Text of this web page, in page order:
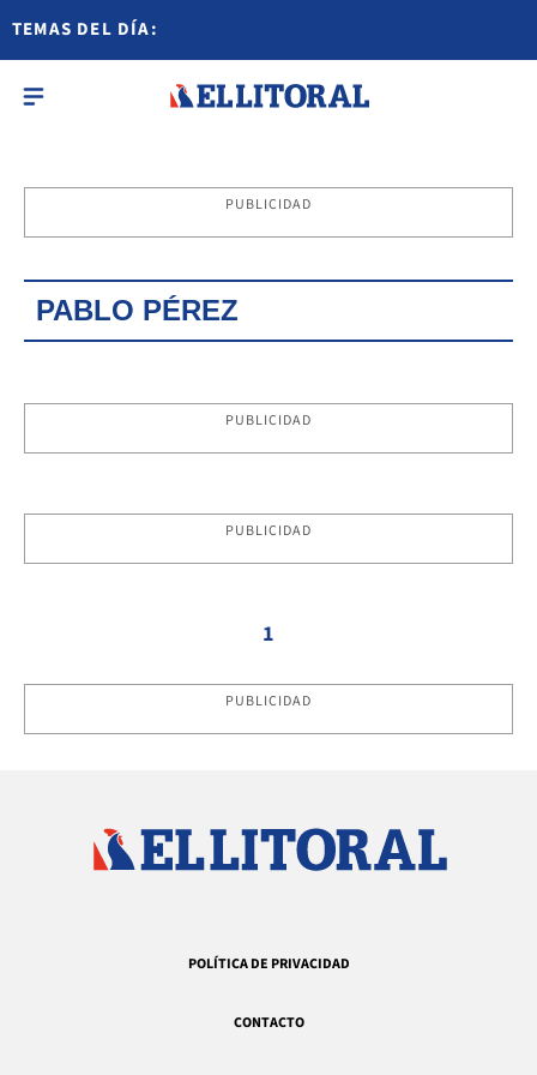
TEMAS DEL DÍA:
PUBLICIDAD
PABLO PÉREZ
PUBLICIDAD
PUBLICIDAD
1
PUBLICIDAD
POLÍTICA DE PRIVACIDAD
CONTACTO